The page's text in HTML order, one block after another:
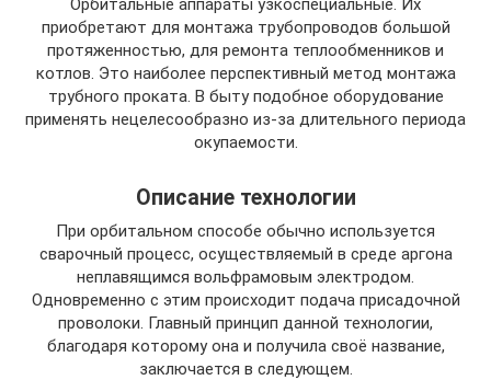
Орбитальные аппараты узкоспециальные. Их
приобретают для монтажа трубопроводов большой
протяженностью, для ремонта теплообменников и
котлов. Это наиболее перспективный метод монтажа
трубного проката. В быту подобное оборудование
применять нецелесообразно из-за длительного периода
окупаемости.
Описание технологии
При орбитальном способе обычно используется
сварочный процесс, осуществляемый в среде аргона
неплавящимся вольфрамовым электродом.
Одновременно с этим происходит подача присадочной
проволоки. Главный принцип данной технологии,
благодаря которому она и получила своё название,
заключается в следующем.